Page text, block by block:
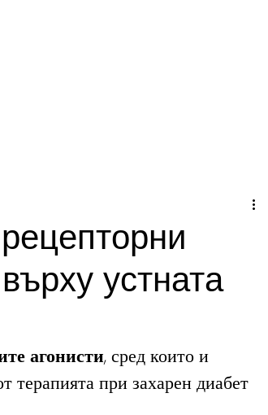
устната
агонисти, сред които и
терапията при захарен диабет